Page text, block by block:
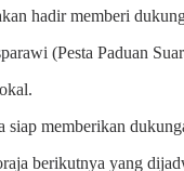
hadir memberi
(Pesta Paduan
memberikan
berikutnya yang